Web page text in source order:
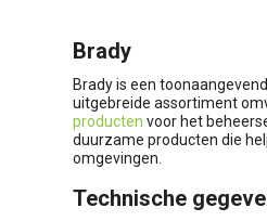
Brady
Brady is een
uitgebreide assortiment
producten voor het
duurzame producten die
omgevingen.
Technische